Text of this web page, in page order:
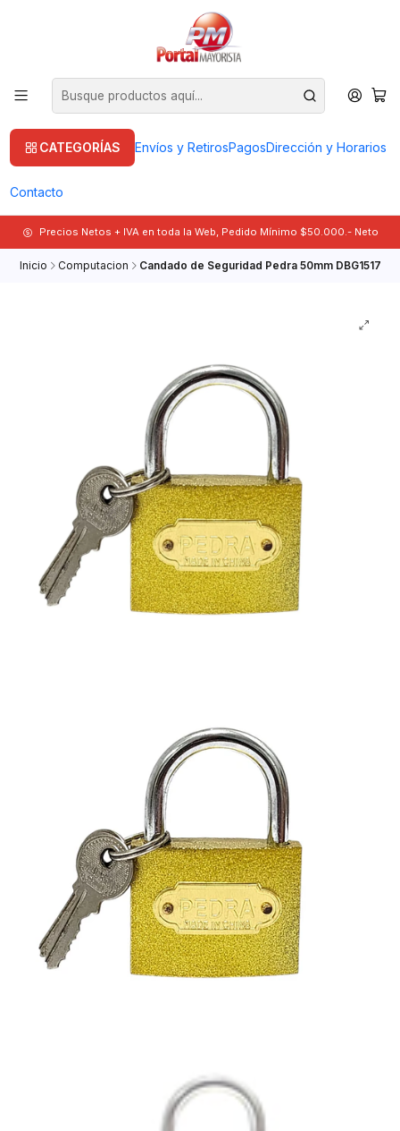
CATEGORÍAS Envíos y RetirosPagosDirección y Horarios
Contacto
Precios Netos + IVA en toda la Web, Pedido Mínimo $50.000.- Neto
Inicio Computacion Candado de Seguridad Pedra 50mm DBG1517